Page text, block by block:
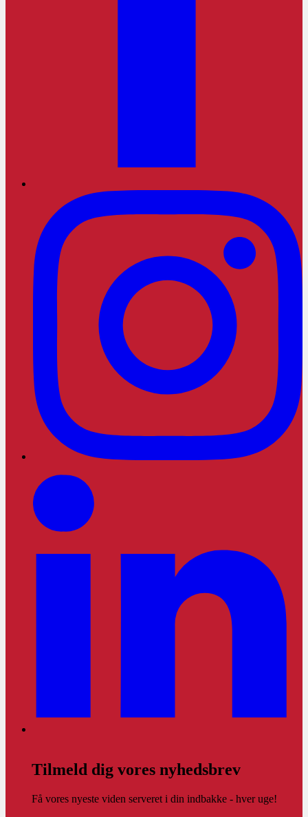
Tilmeld dig vores nyhedsbrev
Få vores nyeste viden serveret i din indbakke - hver uge!